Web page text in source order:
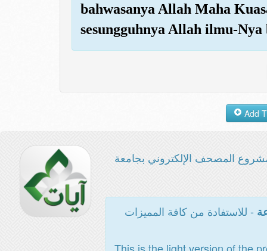
bahwasanya Allah Maha
sesungguhnya Allah ilmu-
المصحف الإلكتروني بجامعة
- للاستفادة من كافة المميزات